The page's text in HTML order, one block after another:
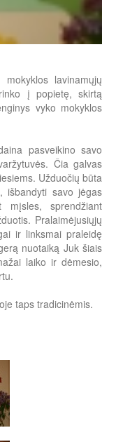
lavinamųjų
į popietę, skirtą
vyko mokyklos
pasveikino savo
Čia galvas
Užduočių būta
išbandyti savo jėgas
mįsles, sprendžiant
Pralaimėjusiųjų
ir linksmai praleidę
nuotaiką Juk šiais
laiko ir dėmesio,
taps tradicinėmis.